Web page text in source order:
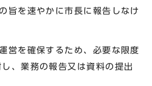
旨を速やかに市長に報告しなけ
を確保するため、必要な限度
、業務の報告又は資料の提出